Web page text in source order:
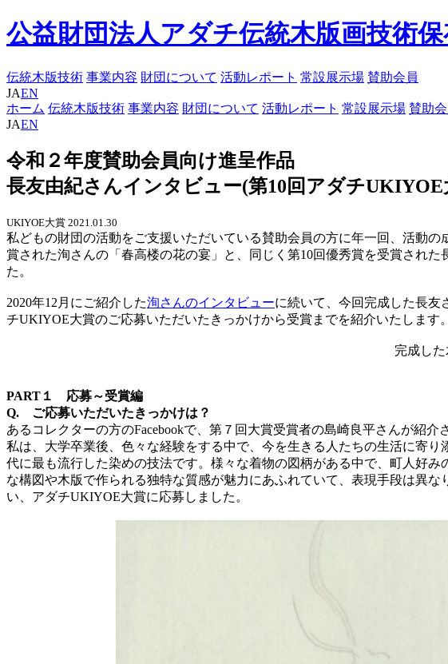
公益財団法人アダチ伝統木版画技術保
伝統木版技術 事業内容 財団について 活動レポート 常設展示場 賛助会員
JAEN
ホーム 伝統木版技術 事業内容 財団について 活動レポート 常設展示場 賛助
JAEN
令和２年度賛助会員向け進呈作品
長友由紀さんインタビュー(第10回アダチUKIYOE
UKIYOE大賞 2021.01.30
私どもの財団の活動をご支援いただいている賛助会員の方に年一回、活動
賞された洵さんの「春高楼の花の宴」と、同じく第10回優秀賞を受賞され
た。
2020年12月にご紹介した洵さんのインタビューに続いて、今回完成した長友
チUKIYOE大賞のご応募いただいたきっかけから受賞までを紹介いたします。
完成し
PART１ 応募～受賞編
Q. ご応募いただいたきっかけは？
あるコレクターの方のFacebookで、第７回大賞受賞者の島崎良平さんが紹
私は、大学卒業後、色々な経験をする中で、今を生きる人たちの生活に寄
代に最も流行した染めの技法です。様々な着物の図柄がある中で、町人好
な構図や木版で作られる独特な質感が魅力にあふれていて、表現手段は異
い、アダチUKIYOE大賞に応募しました。